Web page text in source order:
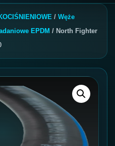
/ Węże
EPDM / North Fighter